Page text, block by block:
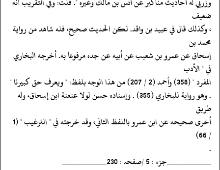
ضعيف
‏‏‏‏، وكذلك قال في عبيد بن واقد. لكن الحديث صحيح، فله شاهد من رواية
محمد بن
‏‏‏‏إسحاق عن عمرو بن شعيب عن أبيه عن جده مرفوعا به. أخرجه البخاري
في " الأدب
‏‏‏‏المفرد " (358) وأحمد (2 / 207) من هذا الوجه بلفظ: " ويعرف حق كبيرنا "
‏‏‏‏. وهو رواية للبخاري (355) . وإسناده حسن لولا عنعنة ابن إسحاق، وله
طريق
‏‏‏‏أخرى صحيحه عن ابن عمرو باللفظ الثاني، وقد خرجته في " الترغيب " (1
/ 66)
‏‏‏‏.
‏‏‏‏__________جزء : 5 /صفحہ : 230__________